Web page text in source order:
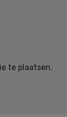
te plaatsen.